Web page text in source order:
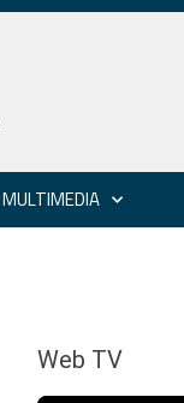
MULTIMEDIA
Web TV